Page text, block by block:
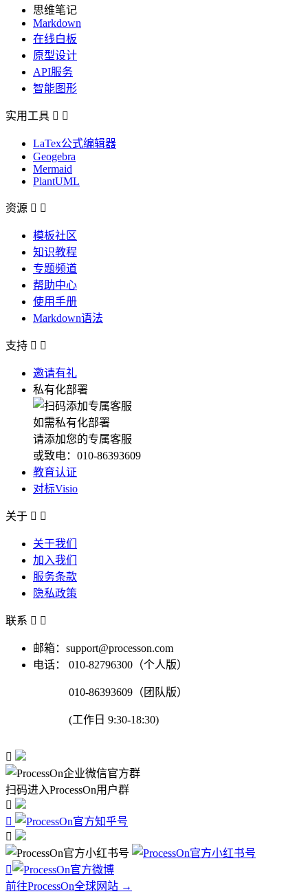
思维笔记
Markdown
在线白板
原型设计
API服务
智能图形
实用工具  
LaTex公式编辑器
Geogebra
Mermaid
PlantUML
资源  
模板社区
知识教程
专题频道
帮助中心
使用手册
Markdown语法
支持  
邀请有礼
私有化部署
如需私有化部署
请添加您的专属客服
或致电：010-86393609
教育认证
对标Visio
关于  
关于我们
加入我们
服务条款
隐私政策
联系  
邮箱：support@processon.com
电话：
010-82796300（个人版）
010-86393609（团队版）
(工作日 9:30-18:30)

扫码进入ProcessOn用户群




前往ProcessOn全球网站 →